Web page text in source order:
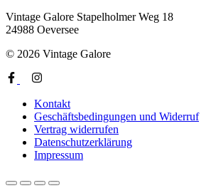
Vintage Galore Stapelholmer Weg 18
24988 Oeversee
© 2026 Vintage Galore
Kontakt
Geschäftsbedingungen und Widerruf
Vertrag widerrufen
Datenschutzerklärung
Impressum